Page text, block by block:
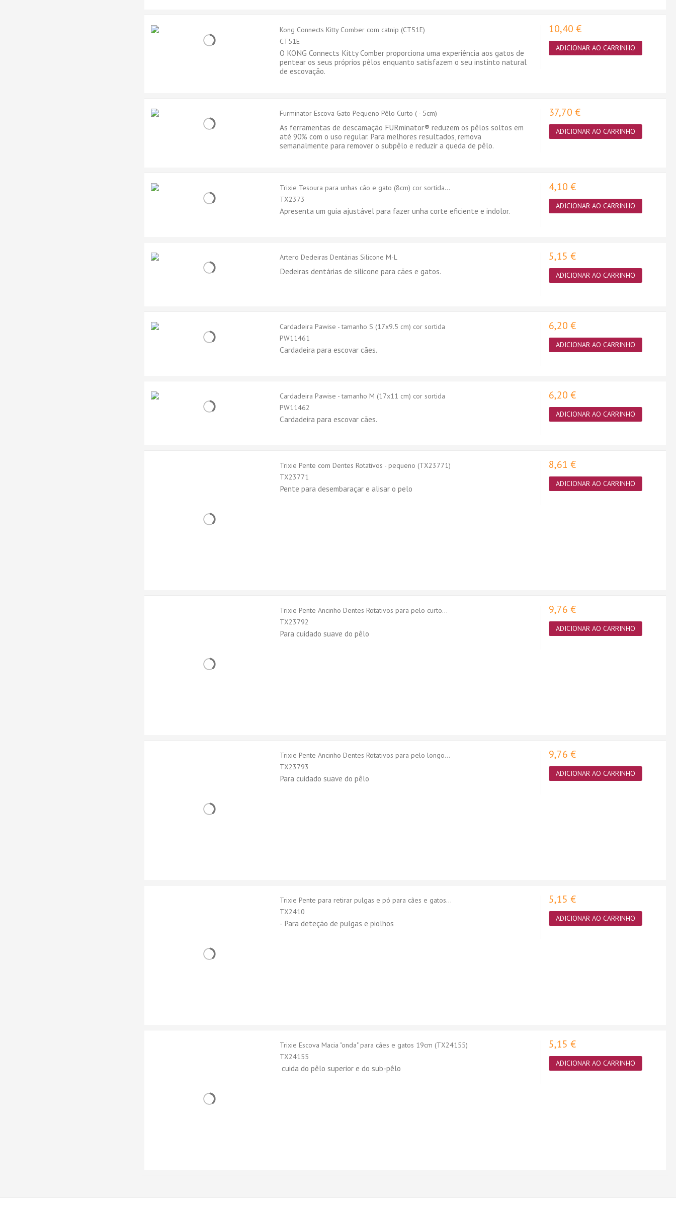
Kong Connects Kitty Comber com catnip (CT51E)
CT51E
O KONG Connects Kitty Comber proporciona uma experiência aos gatos de
pentear os seus próprios pêlos enquanto satisfazem o seu instinto natural
de escovação.
10,40 €
ADICIONAR AO CARRINHO
Furminator Escova Gato Pequeno Pêlo Curto ( - 5cm)
As ferramentas de descamação FURminator® reduzem os pêlos soltos em
até 90% com o uso regular. Para melhores resultados, remova
semanalmente para remover o subpêlo e reduzir a queda de pêlo.
37,70 €
ADICIONAR AO CARRINHO
Trixie Tesoura para unhas cão e gato (8cm) cor sortida...
TX2373
Apresenta um guia ajustável para fazer unha corte eficiente e indolor.
4,10 €
ADICIONAR AO CARRINHO
Artero Dedeiras Dentárias Silicone M-L
Dedeiras dentárias de silicone para cães e gatos.
5,15 €
ADICIONAR AO CARRINHO
Cardadeira Pawise - tamanho S (17x9.5 cm) cor sortida
PW11461
Cardadeira para escovar cães.
6,20 €
ADICIONAR AO CARRINHO
Cardadeira Pawise - tamanho M (17x11 cm) cor sortida
PW11462
Cardadeira para escovar cães.
6,20 €
ADICIONAR AO CARRINHO
Trixie Pente com Dentes Rotativos - pequeno (TX23771)
TX23771
Pente para desembaraçar e alisar o pelo
8,61 €
ADICIONAR AO CARRINHO
Trixie Pente Ancinho Dentes Rotativos para pelo curto...
TX23792
Para cuidado suave do pêlo
9,76 €
ADICIONAR AO CARRINHO
Trixie Pente Ancinho Dentes Rotativos para pelo longo...
TX23793
Para cuidado suave do pêlo
9,76 €
ADICIONAR AO CARRINHO
Trixie Pente para retirar pulgas e pó para cães e gatos...
TX2410
- Para deteção de pulgas e piolhos
5,15 €
ADICIONAR AO CARRINHO
Trixie Escova Macia "onda" para cães e gatos 19cm (TX24155)
TX24155
cuida do pêlo superior e do sub-pêlo
5,15 €
ADICIONAR AO CARRINHO